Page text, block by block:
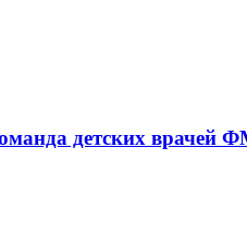
детских врачей